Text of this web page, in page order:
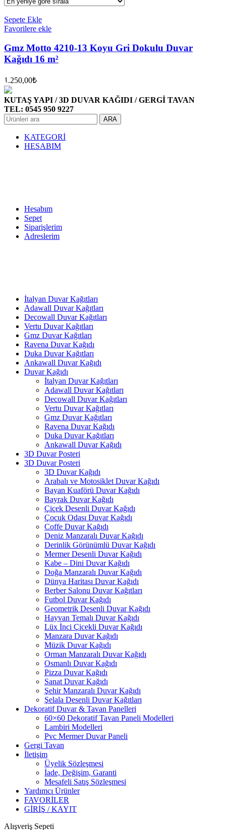
Sepete Ekle
Favorilere ekle
Gmz Motto 4210-13 Koyu Gri Dokulu Duvar
Kağıdı 16 m²
1.250,00₺
KUTAŞ YAPI / 3D DUVAR KAĞIDI / GERGİ TAVAN
TEL: 0545 950 9227
ARA
KATEGORİ
HESABIM
Hesabım
Sepet
Siparişlerim
Adreslerim
İtalyan Duvar Kağıtları
Adawall Duvar Kağıtları
Decowall Duvar Kağıtları
Vertu Duvar Kağıtları
Gmz Duvar Kağıtları
Ravena Duvar Kağıdı
Duka Duvar Kağıtları
Ankawall Duvar Kağıdı
Duvar Kağıdı
İtalyan Duvar Kağıtları
Adawall Duvar Kağıtları
Decowall Duvar Kağıtları
Vertu Duvar Kağıtları
Gmz Duvar Kağıtları
Ravena Duvar Kağıdı
Duka Duvar Kağıtları
Ankawall Duvar Kağıdı
3D Duvar Posteri
3D Duvar Posteri
3D Duvar Kağıdı
Arabalı ve Motosiklet Duvar Kağıdı
Bayan Kuaförü Duvar Kağıdı
Bayrak Duvar Kağıdı
Çiçek Desenli Duvar Kağıdı
Çocuk Odası Duvar Kağıdı
Coffe Duvar Kağıdı
Deniz Manzaralı Duvar Kağıdı
Derinlik Görünümlü Duvar Kağıdı
Mermer Desenli Duvar Kağıdı
Kabe – Dini Duvar Kağıdı
Doğa Manzaralı Duvar Kağıdı
Dünya Haritası Duvar Kağıdı
Berber Salonu Duvar Kağıtları
Futbol Duvar Kağıdı
Geometrik Desenli Duvar Kağıdı
Hayvan Temalı Duvar Kağıdı
Lüx İnci Çicekli Duvar Kağıdı
Manzara Duvar Kağıdı
Müzik Duvar Kağıdı
Orman Manzaralı Duvar Kağıdı
Osmanlı Duvar Kağıdı
Pizza Duvar Kağıdı
Sanat Duvar Kağıdı
Şehir Manzaralı Duvar Kağıdı
Şelala Desenli Duvar Kağıtları
Dekoratif Duvar & Tavan Panelleri
60×60 Dekoratif Tavan Paneli Modelleri
Lambiri Modelleri
Pvc Mermer Duvar Paneli
Gergi Tavan
İletişim
Üyelik Sözleşmesi
İade, Değişim, Garanti
Mesafeli Satış Sözleşmesi
Yardımcı Ürünler
FAVORİLER
GİRİŞ / KAYIT
Alışveriş Sepeti